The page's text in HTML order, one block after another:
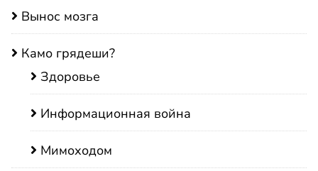
Вынос мозга
Камо грядеши?
Здоровье
Информационная война
Мимоходом